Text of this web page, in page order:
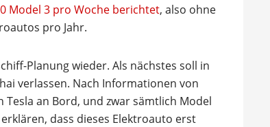
Model 3 pro Woche berichtet, also ohne
pro Jahr.
Planung wieder. Als nächstes soll in
verlassen. Nach Informationen von
Tesla an Bord, und zwar sämtlich Model
dass dieses Elektroauto erst